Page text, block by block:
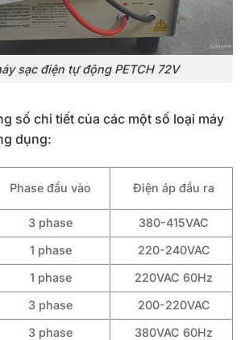
sạc điện tự động PETCH 72V
số chi tiết của các một số loại máy
dụng:
Phase đầu vào Điện áp đầu ra
3 phase
380-415VAC
1 phase
220-240VAC
1 phase
220VAC 60Hz
3 phase
200-220VAC
3 phase
380VAC 60Hz